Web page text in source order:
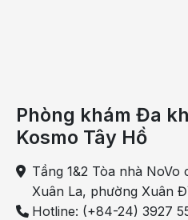
+ Ăn ít chất xơ, trái cây và
gồm cả các sản phẩm từ
tinh luyện…
Phòng khám Đa
Kosmo Tây Hồ
Tầng 1&2 Tòa nhà NoVo
Xuân La, phường Xuân
Hotline: (+84-24) 3927